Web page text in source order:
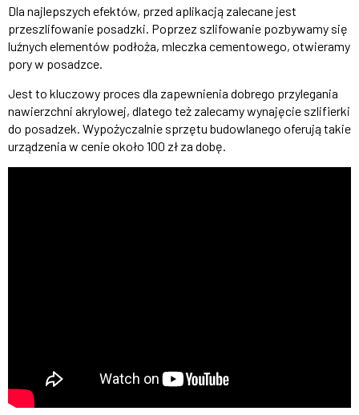
Dla najlepszych efektów, przed aplikacją zalecane jest
przeszlifowanie posadzki. Poprzez szlifowanie pozbywamy się
luźnych elementów podłoża, mleczka cementowego, otwieramy
pory w posadzce.
Jest to kluczowy proces dla zapewnienia dobrego przylegania
nawierzchni akrylowej, dlatego też zalecamy wynajęcie szlifierki
do posadzek. Wypożyczalnie sprzętu budowlanego oferują takie
urządzenia w cenie około 100 zł za dobę.